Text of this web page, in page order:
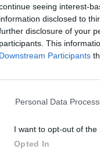
seeing interest-
information disclosed to
disclosure of your
participants. This
Downstream Participants
Personal Data
I want to opt-out of
Opted In